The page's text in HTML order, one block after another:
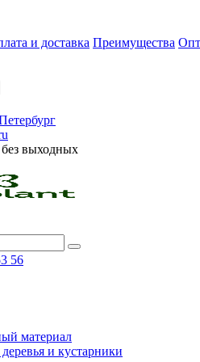
и доставка Преимущества
выходных
56
материал
и кустарники